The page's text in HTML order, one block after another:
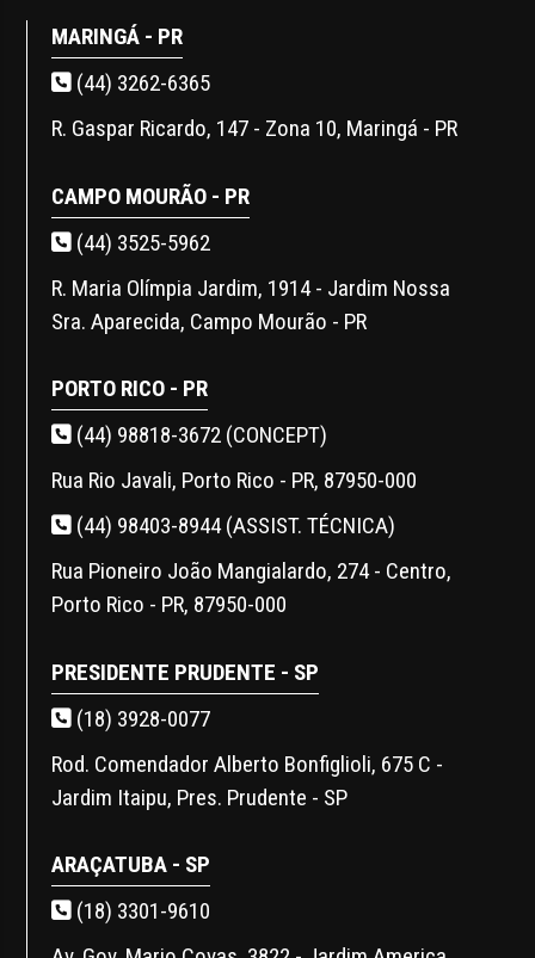
MARINGÁ - PR
(44) 3262-6365
R. Gaspar Ricardo, 147 - Zona 10, Maringá - PR
CAMPO MOURÃO - PR
(44) 3525-5962
R. Maria Olímpia Jardim, 1914 - Jardim Nossa
Sra. Aparecida, Campo Mourão - PR
PORTO RICO - PR
(44) 98818-3672 (CONCEPT)
Rua Rio Javali, Porto Rico - PR, 87950-000
(44) 98403-8944 (ASSIST. TÉCNICA)
Rua Pioneiro João Mangialardo, 274 - Centro,
Porto Rico - PR, 87950-000
PRESIDENTE PRUDENTE - SP
(18) 3928-0077
Rod. Comendador Alberto Bonfiglioli, 675 C -
Jardim Itaipu, Pres. Prudente - SP
ARAÇATUBA - SP
(18) 3301-9610